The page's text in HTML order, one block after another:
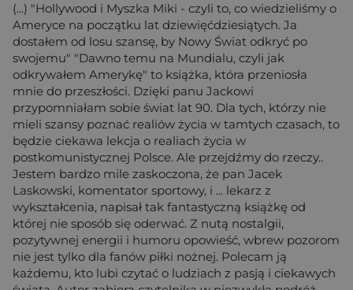
(...) "Hollywood i Myszka Miki - czyli to, co wiedzieliśmy o
Ameryce na początku lat dziewięćdziesiątych. Ja
dostałem od losu szansę, by Nowy Świat odkryć po
swojemu" "Dawno temu na Mundialu, czyli jak
odkrywałem Amerykę" to książka, która przeniosła
mnie do przeszłości. Dzięki panu Jackowi
przypomniałam sobie świat lat 90. Dla tych, którzy nie
mieli szansy poznać realiów życia w tamtych czasach, to
będzie ciekawa lekcja o realiach życia w
postkomunistycznej Polsce. Ale przejdźmy do rzeczy..
Jestem bardzo mile zaskoczona, że pan Jacek
Laskowski, komentator sportowy, i ... lekarz z
wykształcenia, napisał tak fantastyczną książkę od
której nie sposób się oderwać. Z nutą nostalgii,
pozytywnej energii i humoru opowieść, wbrew pozorom
nie jest tylko dla fanów piłki nożnej. Polecam ją
każdemu, kto lubi czytać o ludziach z pasją i ciekawych